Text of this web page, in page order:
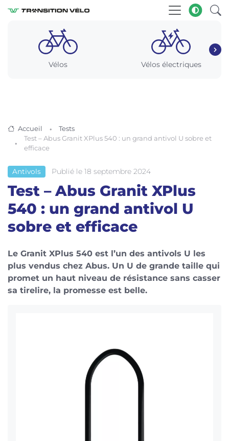
Vélos Vélos électriques
Accueil
Tests
Test – Abus Granit XPlus 540 : un grand antivol U sobre et
efficace
Antivols Publié le 18 septembre 2024
Test – Abus Granit XPlus
540 : un grand antivol U
sobre et efficace
Le Granit XPlus 540 est l’un des antivols U les
plus vendus chez Abus. Un U de grande taille qui
promet un haut niveau de résistance sans casser
sa tirelire, la promesse est belle.